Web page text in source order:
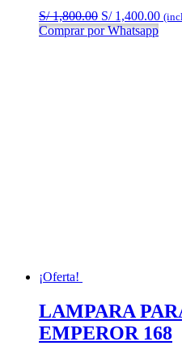
S/1,800.00 El
precio
S/1,400.00El
Comprar por Whatsapp
¡Oferta!
LAMPARA
EMPEROR 168